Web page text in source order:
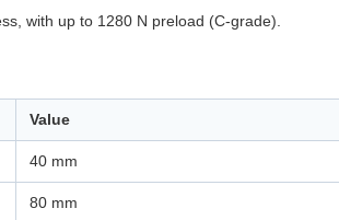
with up to 1280 N preload (C-grade).
Value
40 mm
80 mm